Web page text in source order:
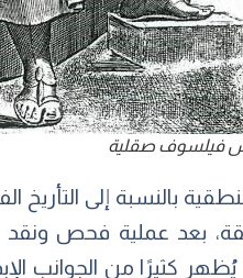
فيلسوف صقلية
بالنسبة إلى
بعد عملية فحص
يُظهر كثيرًا من الجوانب